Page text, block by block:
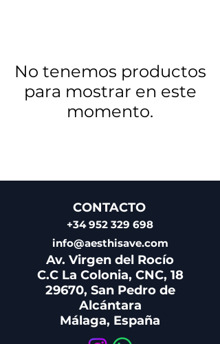
No tenemos productos
para mostrar en este
momento.
CONTACTO
+34 952 329 698
info@aesthisave.com
Av. Virgen del Rocío
C.C La Colonia, CNC, 18
29670, San Pedro de
Alcántara
Málaga, España